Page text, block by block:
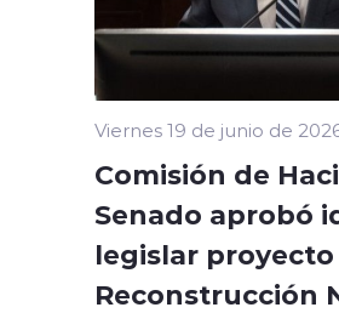
Viernes 19 de junio de
Comisión de
Senado aprobó
legislar proyecto
Reconstrucción